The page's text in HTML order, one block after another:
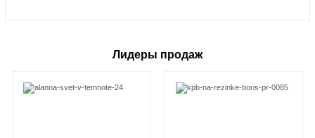
Лидеры продаж